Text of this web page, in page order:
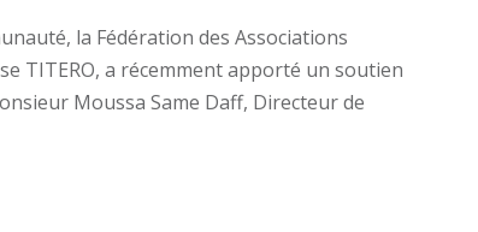
la Fédération des Associations
TITERO, a récemment apporté un soutien
Moussa Same Daff, Directeur de